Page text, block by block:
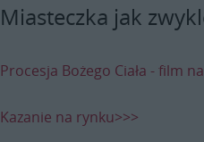
Miasteczka jak
Procesja Bożego Ciała - film
Kazanie na rynku>>>